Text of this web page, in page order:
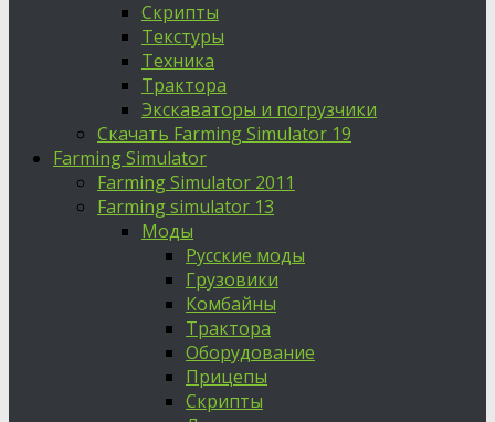
Скрипты
Текстуры
Техника
Трактора
Экскаваторы и погрузчики
Скачать Farming Simulator 19
Farming Simulator
Farming Simulator 2011
Farming simulator 13
Моды
Русские моды
Грузовики
Комбайны
Трактора
Оборудование
Прицепы
Скрипты